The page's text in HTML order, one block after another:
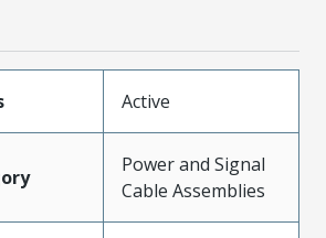
Active
Power and Signal
Cable Assemblies